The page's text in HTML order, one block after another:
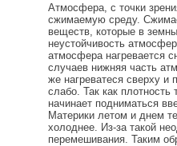
Атмосфера, с точки
сжимаемую среду.
веществ, которые в
неустойчивость
атмосфера нагревается
случаев нижняя часть
же нагреватеся сверху и
слабо. Так как
начинает подниматься
Материки летом и днем
холоднее. Из-за такой
перемешивания. Таким